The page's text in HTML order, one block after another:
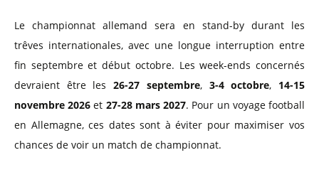
Le championnat allemand sera en stand-by durant les
trêves internationales, avec une longue interruption entre
fin septembre et début octobre. Les week-ends concernés
devraient être les26-27 septembre, 3-4 octobre, 14-15
novembre 2026 et 27-28 mars 2027. Pour un voyage football
en Allemagne, ces dates sont à éviter pour maximiser vos
chances de voir un match de championnat.